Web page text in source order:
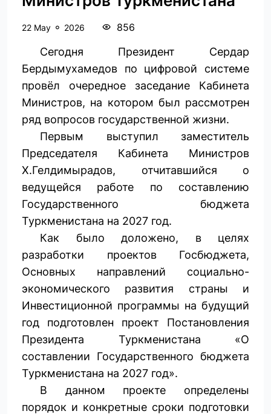
22 May 2026 856
Сегодня Президент Сердар
Бердымухамедов по цифровой системе
провёл очередное заседание Кабинета
Министров, на котором был рассмотрен
ряд вопросов государственной жизни.
Первым выступил заместитель
Председателя Кабинета Министров
Х.Гелдимырадов, отчитавшийся о
ведущейся работе по составлению
Государственного бюджета
Туркменистана на 2027 год.
Как было доложено, в целях
разработки проектов Госбюджета,
Основных направлений социально-
экономического развития страны и
Инвестиционной программы на будущий
год подготовлен проект Постановления
Президента Туркменистана «О
составлении Государственного бюджета
Туркменистана на 2027 год».
В данном проекте определены
порядок и конкретные сроки подготовки